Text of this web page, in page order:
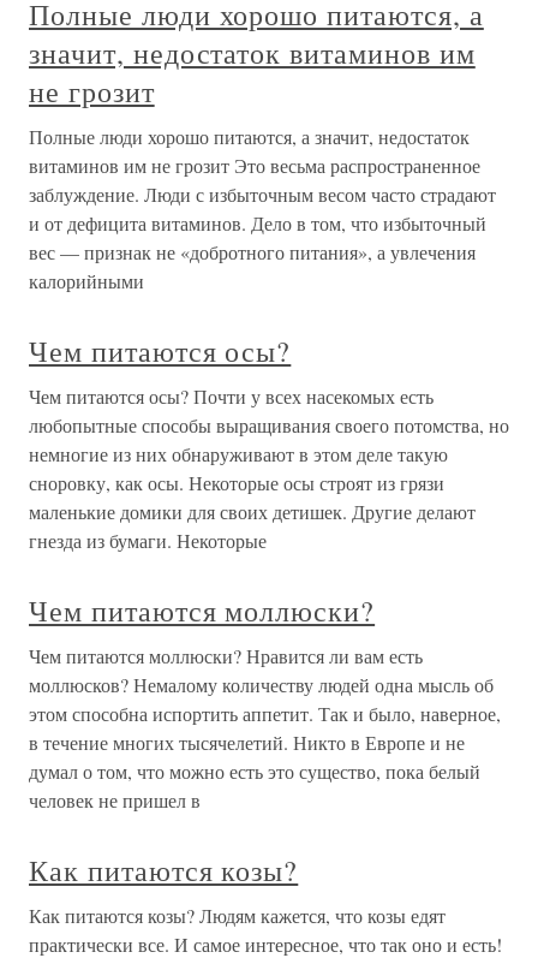
Полные люди хорошо питаются, а
значит, недостаток витаминов им
не грозит
Полные люди хорошо питаются, а значит, недостаток
витаминов им не грозит Это весьма распространенное
заблуждение. Люди с избыточным весом часто страдают
и от дефицита витаминов. Дело в том, что избыточный
вес — признак не «добротного питания», а увлечения
калорийными
Чем питаются осы?
Чем питаются осы? Почти у всех насекомых есть
любопытные способы выращивания своего потомства, но
немногие из них обнаруживают в этом деле такую
сноровку, как осы. Некоторые осы строят из грязи
маленькие домики для своих детишек. Другие делают
гнезда из бумаги. Некоторые
Чем питаются моллюски?
Чем питаются моллюски? Нравится ли вам есть
моллюсков? Немалому количеству людей одна мысль об
этом способна испортить аппетит. Так и было, наверное,
в течение многих тысячелетий. Никто в Европе и не
думал о том, что можно есть это существо, пока белый
человек не пришел в
Как питаются козы?
Как питаются козы? Людям кажется, что козы едят
практически все. И самое интересное, что так оно и есть!